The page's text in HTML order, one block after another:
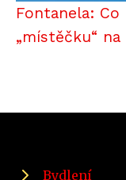
Fontanela:
„místěčku“
Bydlení